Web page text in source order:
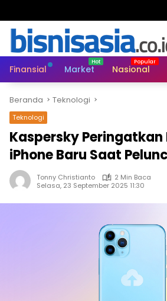
Finansial Market Nasional
Beranda Teknologi
Teknologi
Kaspersky Peringatkan
iPhone Baru Saat
Tonny Christianto
2 Min Baca
Selasa, 23 September 2025 11:30